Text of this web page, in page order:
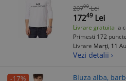
20700 Lei
17249 Lei
Livrare gratuita la
Primesti 172 puncte
Livrare Marți, 11
Vezi detalii ›
-17% Bluza alba,